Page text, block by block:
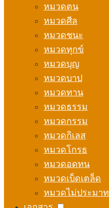
หมวดตน
หมวดศีล
หมวดชนะ
หมวดทุกข์
หมวดบุญ
หมวดบาป
หมวดทาน
หมวดธรรม
หมวดกรรม
หมวดกิเลส
หมวดโกรธ
หมวดอดทน
หมวดเบ็ดเตล็ด
หมวดไม่ประมาท